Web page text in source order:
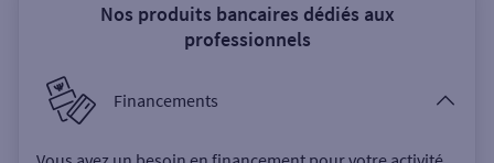
Nos produits bancaires dédiés aux
professionnels
Financements